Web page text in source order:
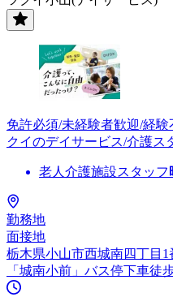
免許必須/未経験者歓迎/経
クイのデイサービス/介護ス
老人介護施設スタッフ
勤務地
面接地
栃木県小山市西城南四丁目1
「城南小前」バス停下車徒